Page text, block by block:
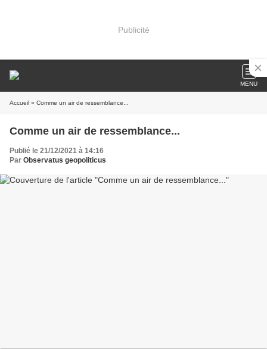
Publicité
MENU
Accueil » Comme un air de ressemblance...
Comme un air de ressemblance...
Publié le 21/12/2021 à 14:16
Par Observatus geopoliticus